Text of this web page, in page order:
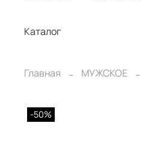
Каталог
Главная МУЖСКОЕ
-50%